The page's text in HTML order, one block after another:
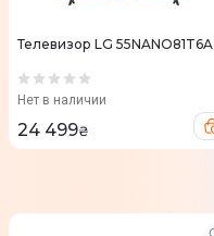
Телевизор LG 55NANO81T6A
Нет в наличии
24 499₴